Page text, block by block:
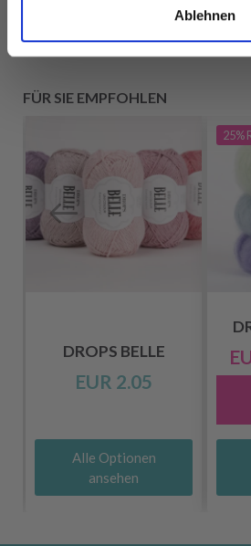
Ablehnen
FÜR SIE EMPFOHLEN
DROPS BELLE
EUR 2.05
Alle Optionen
ansehen
25%